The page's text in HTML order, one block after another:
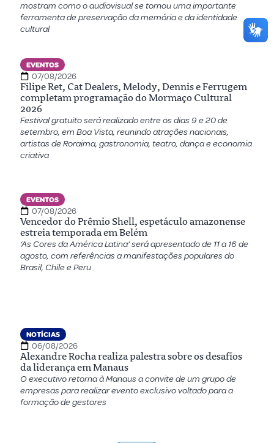
mostram como o audiovisual se tornou uma importante
ferramenta de preservação da memória e da identidade
cultural
EVENTOS
07/08/2026
Filipe Ret, Cat Dealers, Melody, Dennis e Ferrugem
completam programação do Mormaço Cultural
2026
Festival gratuito será realizado entre os dias 9 e 20 de
setembro, em Boa Vista, reunindo atrações nacionais,
artistas de Roraima, gastronomia, teatro, dança e economia
criativa
EVENTOS
07/08/2026
Vencedor do Prêmio Shell, espetáculo amazonense
estreia temporada em Belém
‘As Cores da América Latina’ será apresentado de 11 a 16 de
agosto, com referências a manifestações populares do
Brasil, Chile e Peru
NOTÍCIAS
06/08/2026
Alexandre Rocha realiza palestra sobre os desafios
da liderança em Manaus
O executivo retorna à Manaus a convite de um grupo de
empresas para realizar evento exclusivo voltado para a
formação de gestores